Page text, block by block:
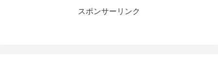
スポンサーリンク